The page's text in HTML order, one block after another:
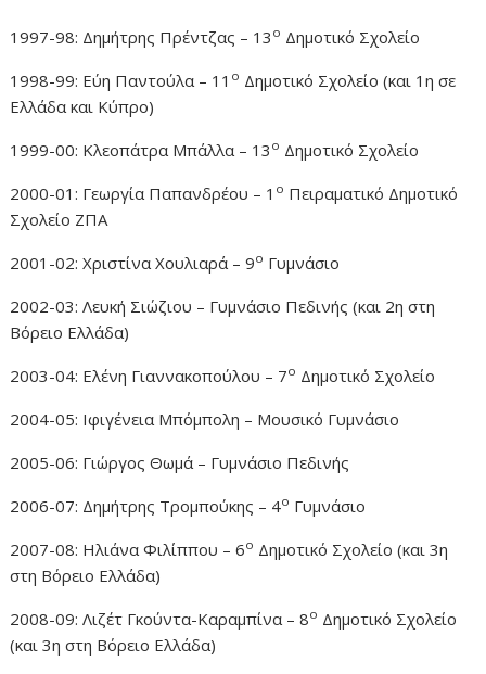
1997-98: Δημήτρης Πρέντζας – 13 ο Δημοτικό Σχολείο
1998-99: Eύη Παντούλα – 11 ο Δημοτικό Σχολείο (και 1η σε
Eλλάδα και Κύπρο)
1999-00: Kλεοπάτρα Mπάλλα – 13 ο Δημοτικό Σχολείο
2000-01: Γεωργία Παπανδρέου – 1 ο Πειραματικό Δημοτικό
Σχολείο ΖΠΑ
2001-02: Χριστίνα Χουλιαρά – 9ο Γυμνάσιο
2002-03: Λευκή Σιώζιου – Γυμνάσιο Πεδινής (και 2η στη
Βόρειο Ελλάδα)
2003-04: Ελένη Γιαννακοπούλου – 7ο Δημοτικό Σχολείο
2004-05: Ιφιγένεια Μπόμπολη – Μουσικό Γυμνάσιο
2005-06: Γιώργος Θωμά – Γυμνάσιο Πεδινής
2006-07: Δημήτρης Τρομπούκης – 4ο Γυμνάσιο
2007-08: Ηλιάνα Φιλίππου – 6ο Δημοτικό Σχολείο (και 3η
στη Βόρειο Ελλάδα)
2008-09: Λιζέτ Γκούντα-Καραμπίνα – 8ο Δημοτικό Σχολείο
(και 3η στη Βόρειο Ελλάδα)